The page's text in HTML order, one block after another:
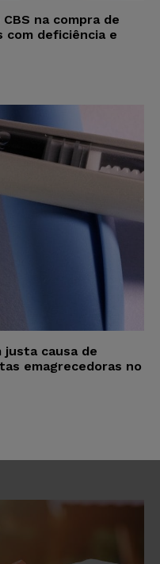
na compra de
com deficiência e
justa causa de
emagrecedoras no